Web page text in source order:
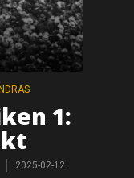
1:
2025-02-12